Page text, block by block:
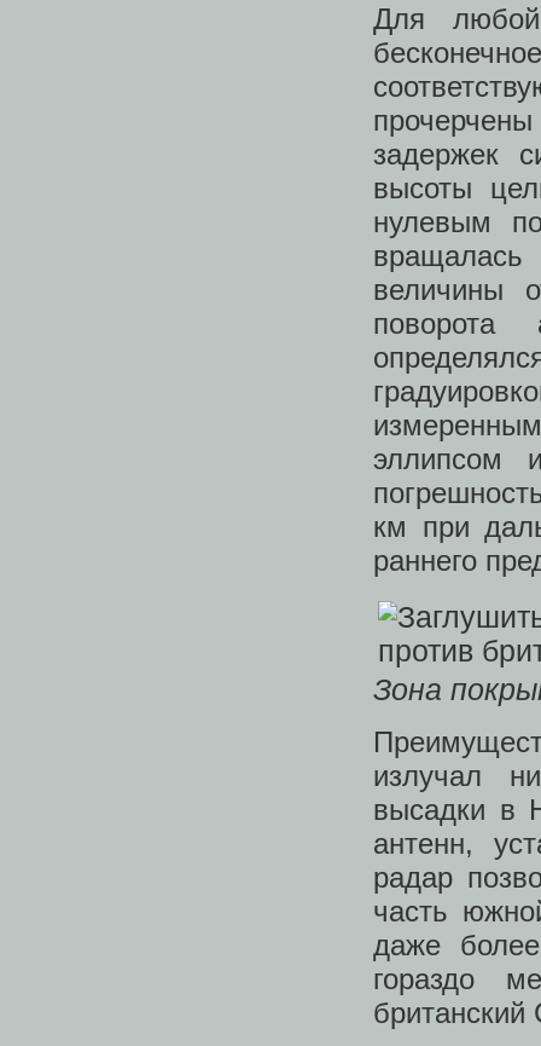
Для
задержек
высоты
нулевым
величины
поворота
эллипсом
км при
раннего
Зона
излучал
высадки в
антенн,
радар
часть
даже
гораздо
британский